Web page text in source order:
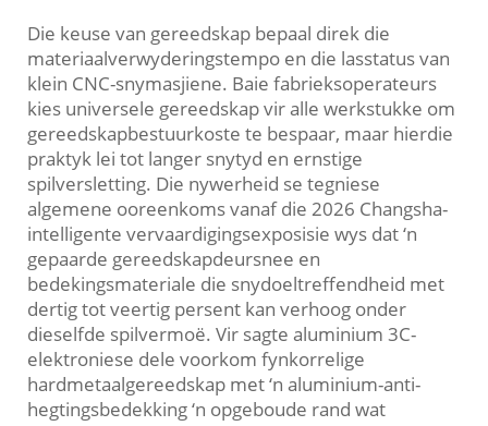
Die keuse van gereedskap bepaal direk die
materiaalverwyderingstempo en die lasstatus van
klein CNC-snymasjiene. Baie fabrieksoperateurs
kies universele gereedskap vir alle werkstukke om
gereedskapbestuurkoste te bespaar, maar hierdie
praktyk lei tot langer snytyd en ernstige
spilversletting. Die nywerheid se tegniese
algemene ooreenkoms vanaf die 2026 Changsha-
intelligente vervaardigingsexposisie wys dat ‘n
gepaarde gereedskapdeursnee en
bedekingsmateriale die snydoeltreffendheid met
dertig tot veertig persent kan verhoog onder
dieselfde spilvermoë. Vir sagte aluminium 3C-
elektroniese dele voorkom fynkorrelige
hardmetaalgereedskap met ‘n aluminium-anti-
hegtingsbedekking ‘n opgeboude rand wat